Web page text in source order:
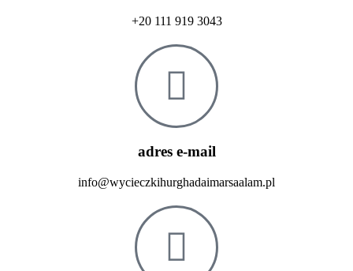
+20 111 919 3043
adres e-mail
info@wycieczkihurghadaimarsaalam.pl